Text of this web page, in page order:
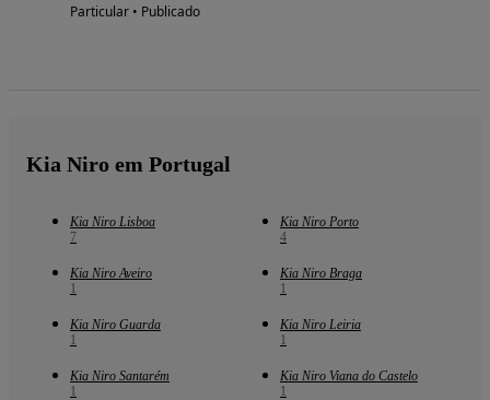
Particular • Publicado
Kia Niro em Portugal
Kia Niro Lisboa
7
Kia Niro Porto
4
Kia Niro Aveiro
1
Kia Niro Braga
1
Kia Niro Guarda
1
Kia Niro Leiria
1
Kia Niro Santarém
1
Kia Niro Viana do Castelo
1